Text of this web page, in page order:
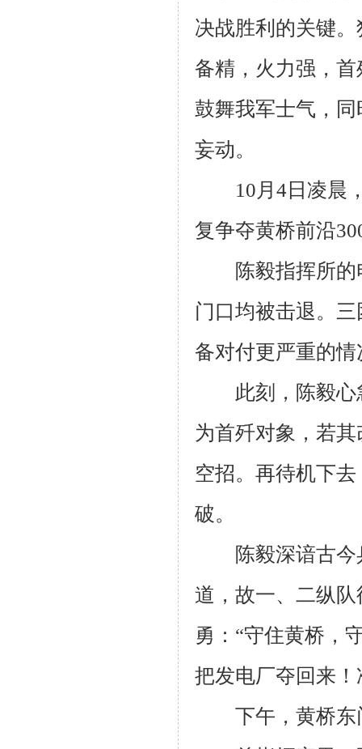
决战胜利的关键
备精，火力强，
鼓舞我军士气，
妄动。
10月 4 日凌晨
复争夺黄桥前沿
陈毅指挥所的
门口均被击退。
备对付更严重的情
此刻，陈毅心
为首歼对象，若
空招。再待机下
破。
陈毅深谙古今
道，故一、二纵
勇：“守住黄桥，
把发电厂夺回来
下午，黄桥东